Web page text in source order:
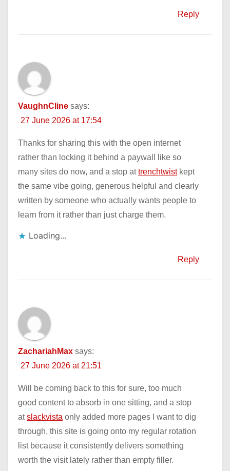
Reply
VaughnCline says:
27 June 2026 at 17:54
Thanks for sharing this with the open internet
rather than locking it behind a paywall like so
many sites do now, and a stop attrenchtwistkept
the same vibe going, generous helpful and clearly
written by someone who actually wants people to
learn from it rather than just charge them.
Loading...
Reply
ZachariahMax says:
27 June 2026 at 21:51
Will be coming back to this for sure, too much
good content to absorb in one sitting, and a stop
atslackvista only added more pages I want to dig
through, this site is going onto my regular rotation
list because it consistently delivers something
worth the visit lately rather than empty filler.